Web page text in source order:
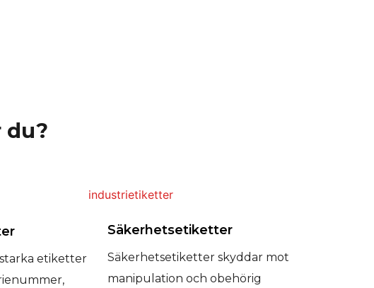
du?​
etiketter
Säkerhetsetiketter
Säkerhetsetiketter skyddar mot
manipulation och obehörig